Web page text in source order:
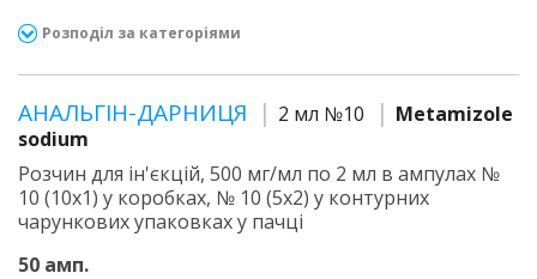
Розподіл за категоріями
АНАЛЬГІН-ДАРНИЦЯ 2 мл №10
Metamizole
sodium
Розчин для ін'єкцій, 500 мг/мл по 2 мл в ампулах №
10 (10х1) у коробках, № 10 (5х2) у контурних
чарункових упаковках у пачці
50 амп.